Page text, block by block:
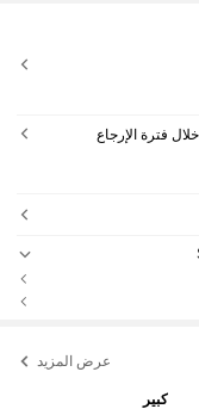
14 يوم ولكن ليس خلال فترة الإرجاع
عرض المزيد
كبير